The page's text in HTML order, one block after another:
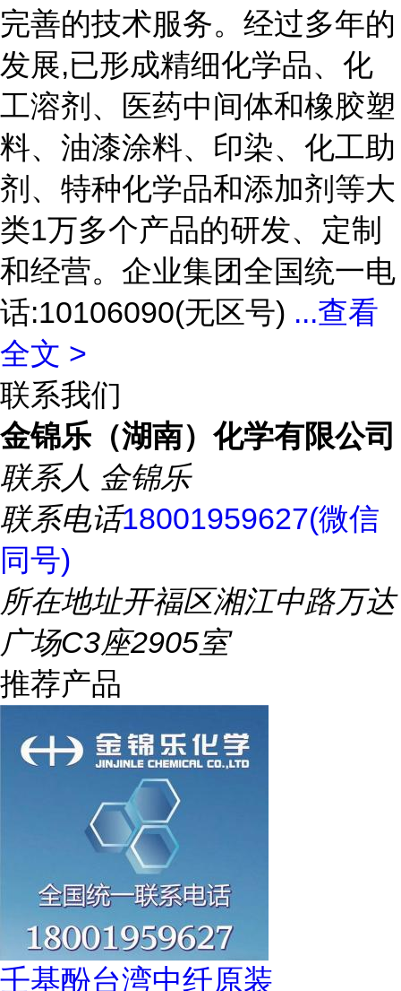
完善的技术服务。经过多年的
发展,已形成精细化学品、化
工溶剂、医药中间体和橡胶塑
料、油漆涂料、印染、化工助
剂、特种化学品和添加剂等大
类1万多个产品的研发、定制
和经营。企业集团全国统一电
话:10106090(无区号) ...查看
全文 >
联系我们
金锦乐（湖南）化学有限公司
联系人 金锦乐
联系电话18001959627(微信
同号)
所在地址开福区湘江中路万达
广场C3座2905室
推荐产品
壬基酚台湾中纤原装